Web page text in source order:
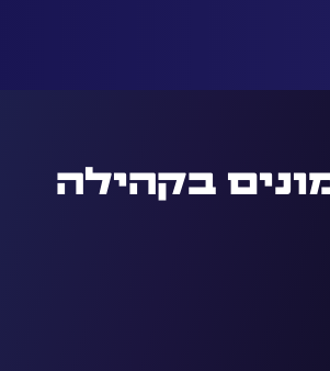
בקהילה